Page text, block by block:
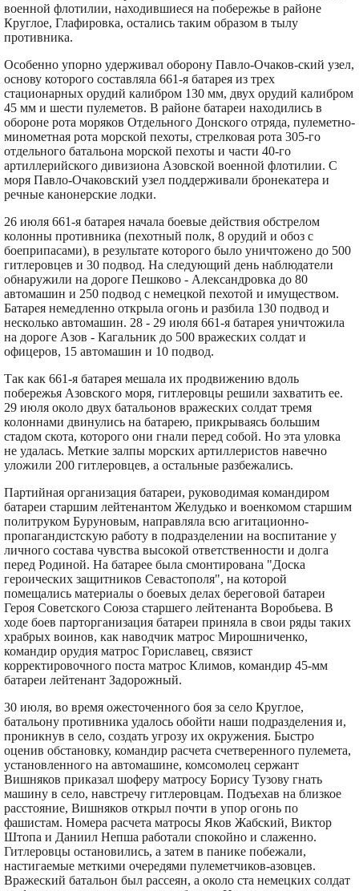
военной флотилии, находившиеся на побережье в районе
Круглое, Глафировка, остались таким образом в тылу
противника.
Особенно упорно удерживал оборону Павло-Очаков-ский узел,
основу которого составляла 661-я батарея из трех
стационарных орудий калибром 130 мм, двух орудий калибром
45 мм и шести пулеметов. В районе батареи находились в
обороне рота моряков Отдельного Донского отряда, пулеметно-
минометная рота морской пехоты, стрелковая рота 305-го
отдельного батальона морской пехоты и части 40-го
артиллерийского дивизиона Азовской военной флотилии. С
моря Павло-Очаковский узел поддерживали бронекатера и
речные канонерские лодки.
26 июля 661-я батарея начала боевые действия обстрелом
колонны противника (пехотный полк, 8 орудий и обоз с
боеприпасами), в результате которого было уничтожено до 500
гитлеровцев и 30 подвод. На следующий день наблюдатели
обнаружили на дороге Пешково - Александровка до 80
автомашин и 250 подвод с немецкой пехотой и имуществом.
Батарея немедленно открыла огонь и разбила 130 подвод и
несколько автомашин. 28 - 29 июля 661-я батарея уничтожила
на дороге Азов - Кагальник до 500 вражеских солдат и
офицеров, 15 автомашин и 10 подвод.
Так как 661-я батарея мешала их продвижению вдоль
побережья Азовского моря, гитлеровцы решили захватить ее.
29 июля около двух батальонов вражеских солдат тремя
колоннами двинулись на батарею, прикрываясь большим
стадом скота, которого они гнали перед собой. Но эта уловка
не удалась. Меткие залпы морских артиллеристов навечно
уложили 200 гитлеровцев, а остальные разбежались.
Партийная организация батареи, руководимая командиром
батареи старшим лейтенантом Желудько и военкомом старшим
политруком Буруновым, направляла всю агитационно-
пропагандистскую работу в подразделении на воспитание у
личного состава чувства высокой ответственности и долга
перед Родиной. На батарее была смонтирована "Доска
героических защитников Севастополя", на которой
помещались материалы о боевых делах береговой батареи
Героя Советского Союза старшего лейтенанта Воробьева. В
ходе боев парторганизация батареи приняла в свои ряды таких
храбрых воинов, как наводчик матрос Мирошниченко,
командир орудия матрос Гориславец, связист
корректировочного поста матрос Климов, командир 45-мм
батареи лейтенант Задорожный.
30 июля, во время ожесточенного боя за село Круглое,
батальону противника удалось обойти наши подразделения и,
проникнув в село, создать угрозу их окружения. Быстро
оценив обстановку, командир расчета счетверенного пулемета,
установленного на автомашине, комсомолец сержант
Вишняков приказал шоферу матросу Борису Тузову гнать
машину в село, навстречу гитлеровцам. Подъехав на близкое
расстояние, Вишняков открыл почти в упор огонь по
фашистам. Номера расчета матросы Яков Жабский, Виктор
Штопа и Даниил Непша работали спокойно и слаженно.
Гитлеровцы остановились, а затем в панике побежали,
настигаемые меткими очередями пулеметчиков-азовцев.
Вражеский батальон был рассеян, а около ста немецких солдат